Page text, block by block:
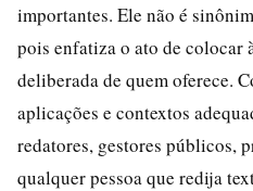
importantes. Ele não é
pois enfatiza o ato de
deliberada de quem oferece.
aplicações e contextos
redatores, gestores públicos,
qualquer pessoa que redija